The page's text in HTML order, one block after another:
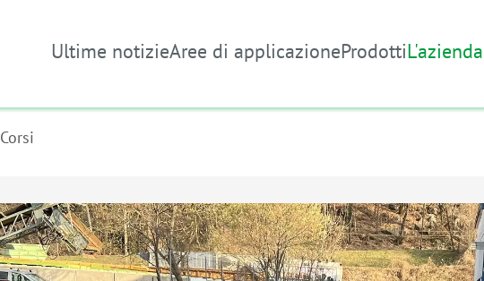
Ultime notizieAree di applicazioneProdottiL'azienda
Corsi